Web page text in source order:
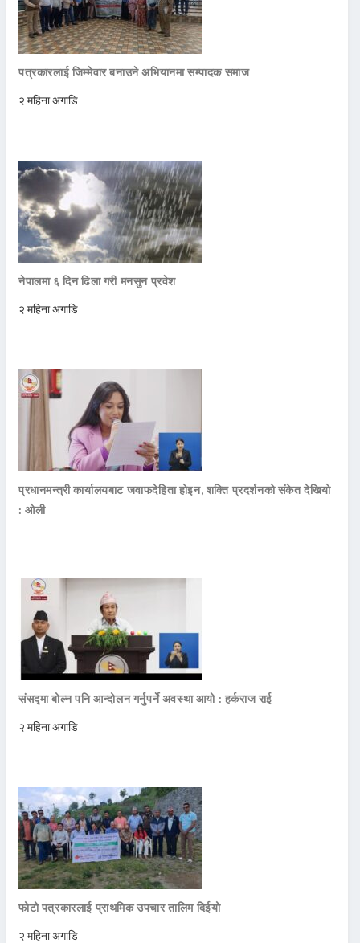
पत्रकारलाई जिम्मेवार बनाउने अभियानमा सम्पादक समाज
२ महिना अगाडि
नेपालमा ६ दिन ढिला गरी मनसुन प्रवेश
२ महिना अगाडि
प्रधानमन्त्री कार्यालयबाट जवाफदेहिता होइन, शक्ति प्रदर्शनको संकेत देखियो
: ओली
संसद्मा बोल्न पनि आन्दोलन गर्नुपर्ने अवस्था आयो : हर्कराज राई
२ महिना अगाडि
फोटो पत्रकारलाई प्राथमिक उपचार तालिम दिईयो
२ महिना अगाडि